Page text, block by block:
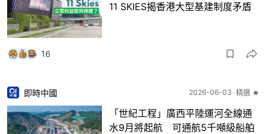
11 SKIES揭香港大型基建制度矛盾
16
即時中國 2026-06-03 精選 ★
「世紀工程」廣西平陸運河全線通
水9月將起航 可通航5千噸級船舶